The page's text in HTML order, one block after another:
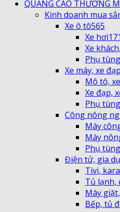
QUẢNG CÁO THƯƠNG
Kinh doanh mua
Xe ô tô565
Xe hơi171
Xe
Phụ
Xe máy, xe đạp
Mô tô,
Xe đạp,
Phụ
Công nông
Máy
Máy
Phụ
Điện tử, gia
Tivi,
Tủ lạnh,
Máy
Bếp, tủ